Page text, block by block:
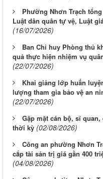
Phường Nhơn Trạch
Luật dân quân tự vệ, Luật
(16/07/2026)
Ban Chỉ huy Phòng thủ
quả thực hiện nhiệm vụ
(22/07/2026)
Khai giảng lớp huấn
lượng tham gia bảo vệ an
(22/07/2026)
Gặp mặt cán bộ, sĩ
thời kỳ (02/08/2026)
Công an phường Nhơn
cắp tài sản trị giá gần 400
(04/08/2026)